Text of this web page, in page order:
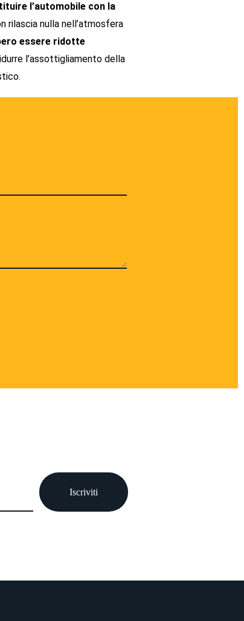
l’automobile con la
rilascia nulla nell’atmosfera
essere ridotte
l’assottigliamento della